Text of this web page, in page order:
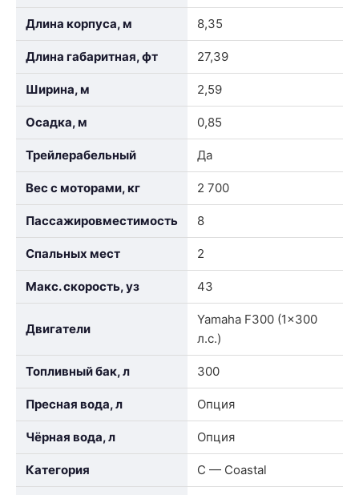
Длина корпуса, м 8,35
Длина габаритная, фт 27,39
Ширина, м 2,59
Осадка, м 0,85
Трейлерабельный Да
Вес с моторами, кг 2 700
Пассажировместимость 8
Спальных мест 2
Макс. скорость, уз 43
Двигатели
Yamaha F300 (1×300
л.с.)
Топливный бак, л 300
Пресная вода, л Опция
Чёрная вода, л Опция
Категория C — Coastal